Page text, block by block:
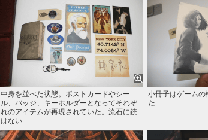
中身を並べた状態。ポストカードやシー
ル、バッジ、キーホルダーとなってそれぞ
れのアイテムが再現されていた。流石に銃
はない
小冊子はゲームの
た